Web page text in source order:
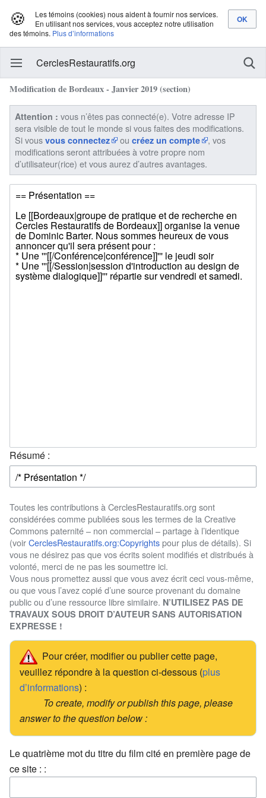
🍪
Les témoins (cookies) nous aident à fournir nos services.
En utilisant nos services, vous acceptez notre utilisation
des témoins. Plus d’informations
CerclesRestauratifs.org
Modification de Bordeaux - Janvier 2019 (section)
Attention : vous n’êtes pas connecté(e). Votre adresse IP
sera visible de tout le monde si vous faites des modifications.
Si vous vous connectez ou créez un compte
, vos
modifications seront attribuées à votre propre nom
d’utilisateur(rice) et vous aurez d’autres avantages.
Résumé :
Toutes les contributions à CerclesRestauratifs.org sont
considérées comme publiées sous les termes de la Creative
Commons paternité – non commercial – partage à l’identique
(voirCerclesRestauratifs.org:Copyrightspour plus de détails). Si
vous ne désirez pas que vos écrits soient modifiés et distribués à
volonté, merci de ne pas les soumettre ici.
Vous nous promettez aussi que vous avez écrit ceci vous-même,
ou que vous l’avez copié d’une source provenant du domaine
public ou d’une ressource libre similaire. N’UTILISEZ PAS DE
TRAVAUX SOUS DROIT D’AUTEUR SANS AUTORISATION
EXPRESSE !
Pour créer, modifier ou publier cette page,
veuillez répondre à la question ci-dessous (plus
d’informations) :
To create, modify or publish this page, please
answer to the question below :
Le quatrième mot du titre du film cité en première page de
ce site : :